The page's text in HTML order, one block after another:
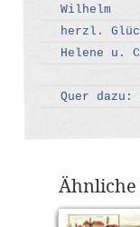
Wilhelm
herzl.
Helene u.
Quer dazu:
Ähnliche